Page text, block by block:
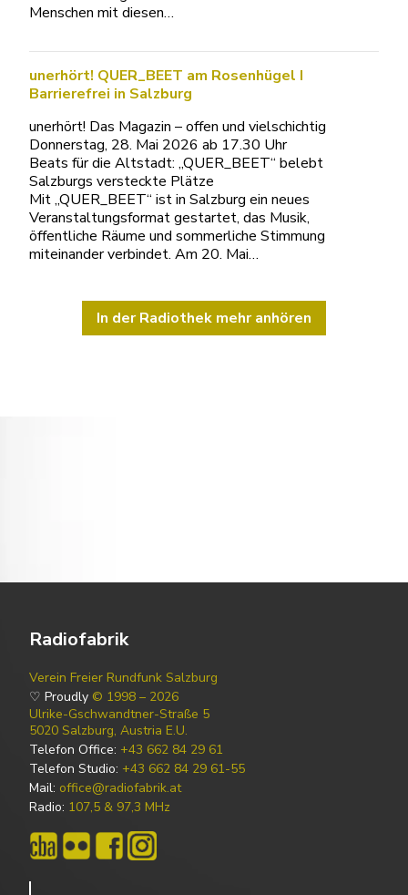
Menschen mit diesen…
unerhört! QUER_BEET am Rosenhügel I
Barrierefrei in Salzburg
unerhört! Das Magazin – offen und vielschichtig
Donnerstag, 28. Mai 2026 ab 17.30 Uhr
Beats für die Altstadt: „QUER_BEET“ belebt
Salzburgs versteckte Plätze
Mit „QUER_BEET“ ist in Salzburg ein neues
Veranstaltungsformat gestartet, das Musik,
öffentliche Räume und sommerliche Stimmung
miteinander verbindet. Am 20. Mai…
In der Radiothek mehr anhören
Radiofabrik
Verein Freier Rundfunk Salzburg
♡ Proudly © 1998 – 2026
Ulrike-Gschwandtner-Straße 5
5020 Salzburg, Austria E.U.
Telefon Office: +43 662 84 29 61
Telefon Studio: +43 662 84 29 61-55
Mail: office@radiofabrik.at
Radio: 107,5 & 97,3 MHz